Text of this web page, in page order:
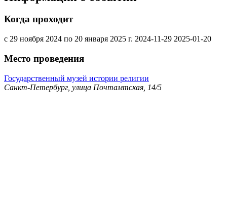
Когда проходит
с 29 ноября 2024 по 20 января 2025 г. 2024-11-29 2025-01-20
Место проведения
Государственный музей истории религии
Санкт-Петербург, улица Почтамтская, 14/5